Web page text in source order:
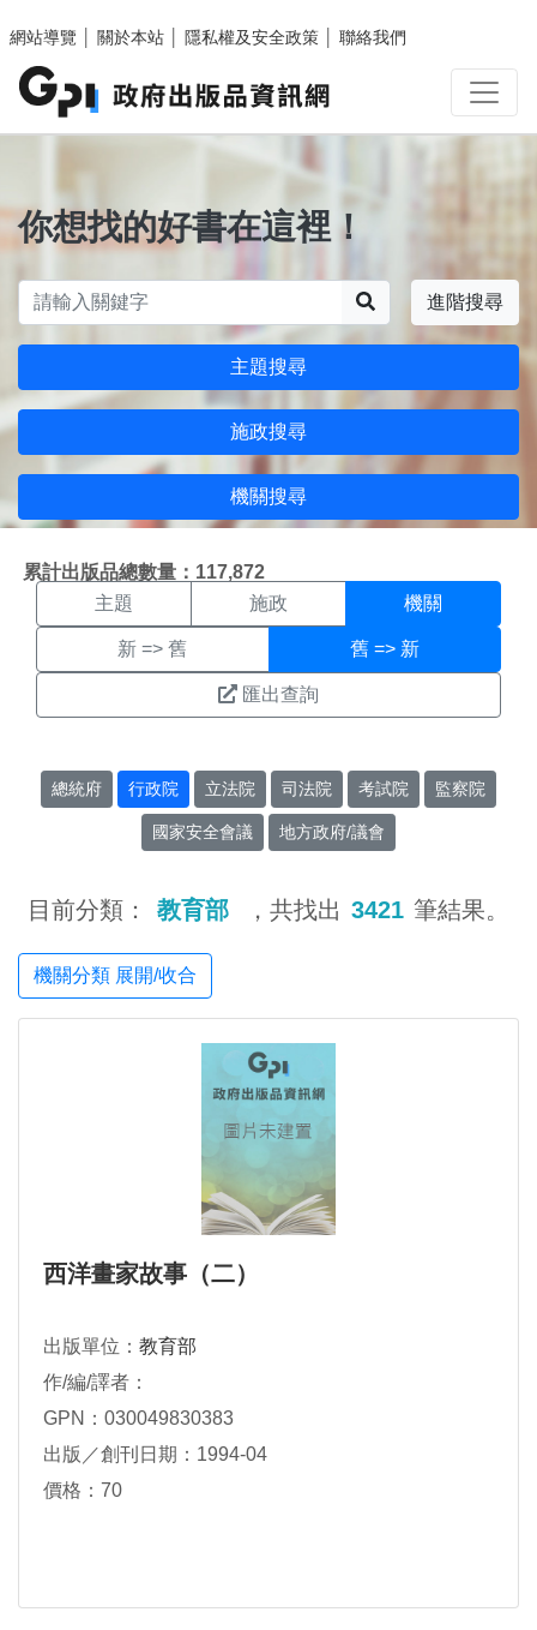
網站導覽
關於本站 隱私權及安全政策 聯絡我們
你想找的好書在這裡！
進階搜尋
主題搜尋
施政搜尋
機關搜尋
累計出版品總數量：117,872
機關搜尋結果頁面
主題 施政 機關
新 => 舊 舊 => 新
匯出查詢
總統府 行政院 立法院 司法院 考試院 監察院
國家安全會議 地方政府/議會
目前分類： 教育部 ，共找出 3421 筆結果。
機關分類 展開/收合
西洋畫家故事（二）
出版單位： 教育部
作/編/譯者：
GPN：030049830383
出版／創刊日期：1994-04
價格：70